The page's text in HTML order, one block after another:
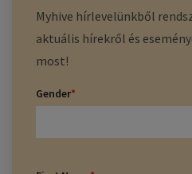
Myhive hírlevelünkből
aktuális hírekről és
most!
Gender*